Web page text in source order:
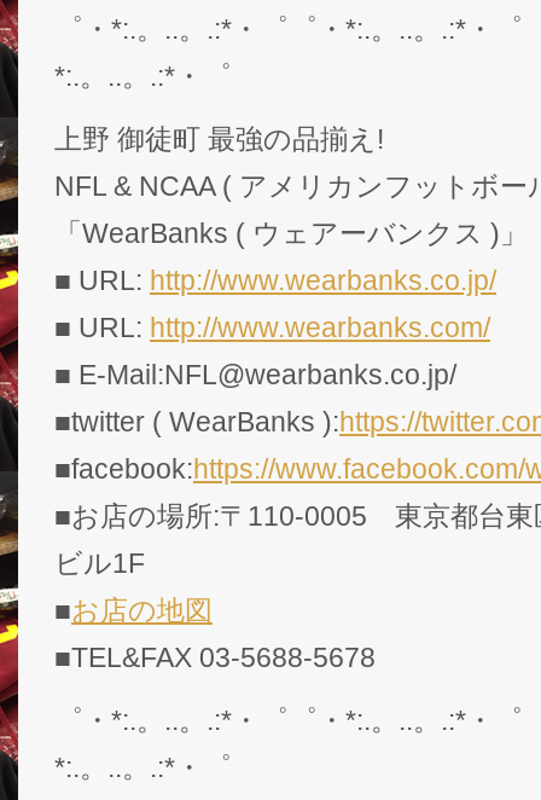
゜・*:.。..。.:*・゜゜・*:.。..。.:*・
*:.。..。.:*・゜
上野 御徒町 最強の品揃え!
NFL & NCAA ( アメリカンフットボー
「WearBanks ( ウェアーバンクス )」
■ URL: http://www.wearbanks.co.jp/
■ URL: http://www.wearbanks.com/
■ E-Mail:NFL@wearbanks.co.jp/
■twitter ( WearBanks ):https://
■facebook:https://www.facebook.com/
■お店の場所:〒110-0005 東京都台
ビル1F
■お店の地図
■TEL&FAX 03-5688-5678
゜・*:.。..。.:*・゜゜・*:.。..。.:*・
*:.。..。.:*・゜